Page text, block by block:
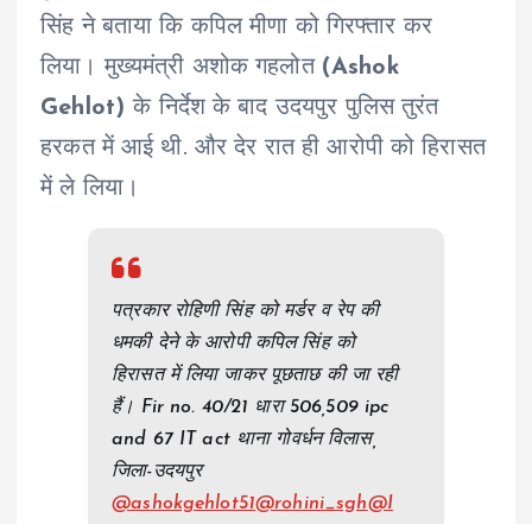
सिंह ने बताया कि कपिल मीणा को गिरफ्तार कर
लिया। मुख्यमंत्री अशोक गहलोत (Ashok
Gehlot)के निर्देश के बाद उदयपुर पुलिस तुरंत
हरकत में आई थी. और देर रात ही आरोपी को हिरासत
में ले लिया।
पत्रकार रोहिणी सिंह को मर्डर व रेप की
धमकी देने के आरोपी कपिल सिंह को
हिरासत में लिया जाकर पूछताछ की जा रही
हैं। Fir no. 40/21 धारा 506,509 ipc
and 67 IT act थाना गोवर्धन विलास,
जिला-उदयपुर
@ashokgehlot51@rohini_sgh@I